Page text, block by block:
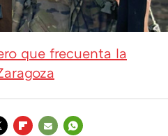
que frecuenta la